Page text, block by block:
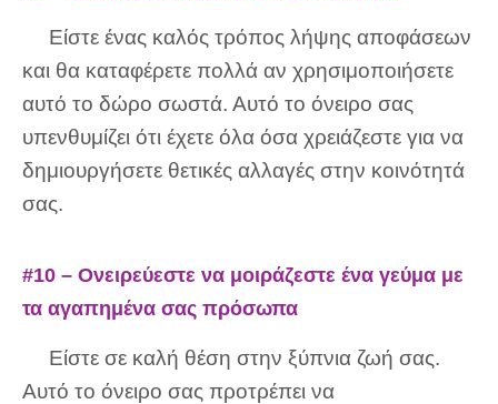
Είστε ένας καλός τρόπος λήψης αποφάσεων
και θα καταφέρετε πολλά αν χρησιμοποιήσετε
αυτό το δώρο σωστά. Αυτό το όνειρο σας
υπενθυμίζει ότι έχετε όλα όσα χρειάζεστε για να
δημιουργήσετε θετικές αλλαγές στην κοινότητά
σας.
#10 – Ονειρεύεστε να μοιράζεστε ένα γεύμα με
τα αγαπημένα σας πρόσωπα
Είστε σε καλή θέση στην ξύπνια ζωή σας.
Αυτό το όνειρο σας προτρέπει να